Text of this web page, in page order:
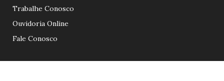
Trabalhe Conosco
Ouvidoria Online
Fale Conosco